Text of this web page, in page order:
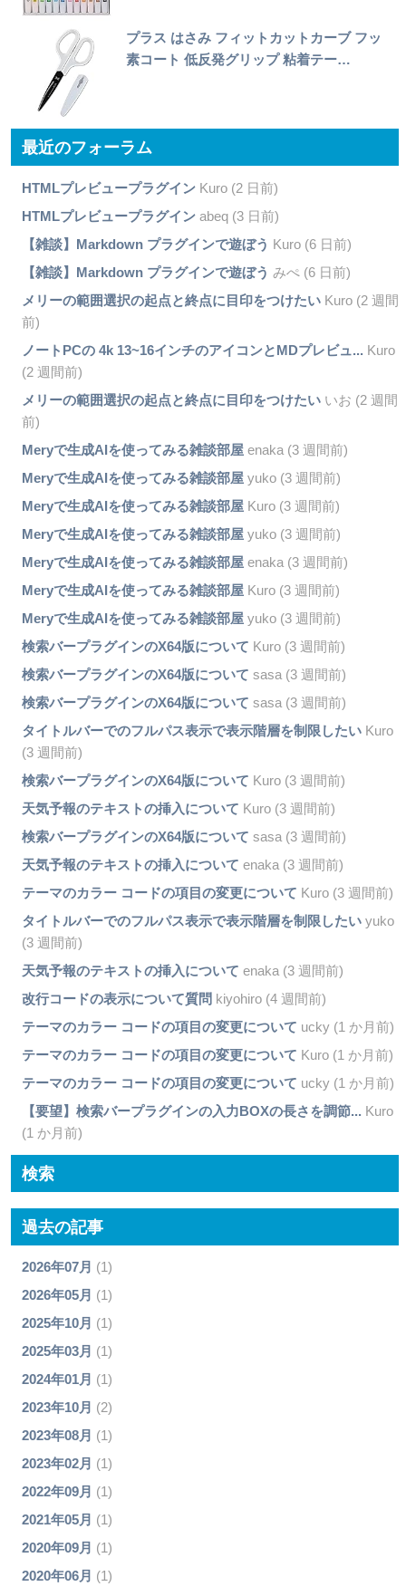
プラス はさみ フィットカットカーブ フッ
素コート 低反発グリップ 粘着テー…
最近のフォーラム
HTMLプレビュープラグインKuro (2 日前)
HTMLプレビュープラグインabeq (3 日前)
【雑談】Markdown プラグインで遊ぼう Kuro (6 日前)
【雑談】Markdown プラグインで遊ぼう みぺ (6 日前)
メリーの範囲選択の起点と終点に目印をつけたいKuro (2 週間
前)
ノートPCの 4k 13~16インチのアイコンとMDプレビュ... Kuro
(2 週間前)
メリーの範囲選択の起点と終点に目印をつけたいいお (2 週間
前)
Meryで生成AIを使ってみる雑談部屋enaka (3 週間前)
Meryで生成AIを使ってみる雑談部屋yuko (3 週間前)
Meryで生成AIを使ってみる雑談部屋Kuro (3 週間前)
Meryで生成AIを使ってみる雑談部屋yuko (3 週間前)
Meryで生成AIを使ってみる雑談部屋enaka (3 週間前)
Meryで生成AIを使ってみる雑談部屋Kuro (3 週間前)
Meryで生成AIを使ってみる雑談部屋yuko (3 週間前)
検索バープラグインのX64版について Kuro (3 週間前)
検索バープラグインのX64版について sasa (3 週間前)
検索バープラグインのX64版について sasa (3 週間前)
タイトルバーでのフルパス表示で表示階層を制限したいKuro
(3 週間前)
検索バープラグインのX64版について Kuro (3 週間前)
天気予報のテキストの挿入について Kuro (3 週間前)
検索バープラグインのX64版について sasa (3 週間前)
天気予報のテキストの挿入について enaka (3 週間前)
テーマのカラー コードの項目の変更について Kuro (3 週間前)
タイトルバーでのフルパス表示で表示階層を制限したいyuko
(3 週間前)
天気予報のテキストの挿入について enaka (3 週間前)
改行コードの表示について質問 kiyohiro (4 週間前)
テーマのカラー コードの項目の変更について ucky (1 か月前)
テーマのカラー コードの項目の変更について Kuro (1 か月前)
テーマのカラー コードの項目の変更について ucky (1 か月前)
【要望】検索バープラグインの入力BOXの長さを調節... Kuro
(1 か月前)
検索
過去の記事
2026年07月 (1)
2026年05月 (1)
2025年10月 (1)
2025年03月 (1)
2024年01月 (1)
2023年10月 (2)
2023年08月 (1)
2023年02月 (1)
2022年09月 (1)
2021年05月 (1)
2020年09月 (1)
2020年06月 (1)